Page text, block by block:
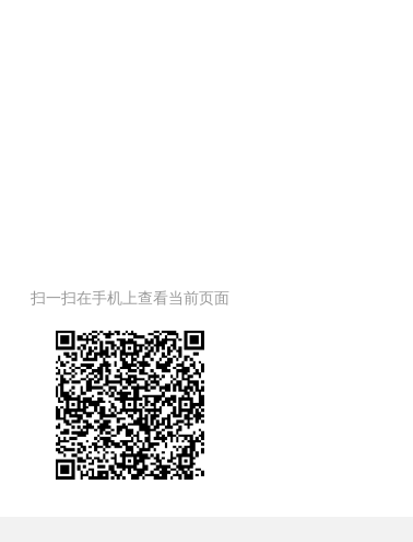
扫一扫在手机上查看当前页面